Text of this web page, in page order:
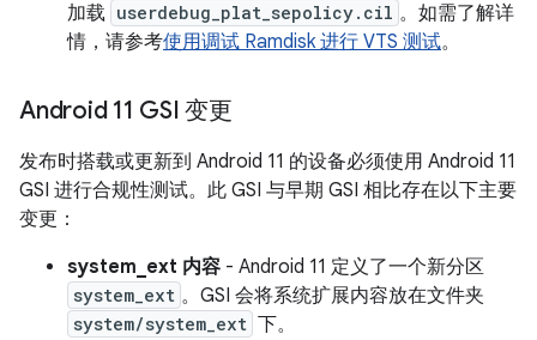
加载 userdebug_plat_sepolicy.cil 。如需了解详
情，请参考使用调试 Ramdisk 进行 VTS 测试。
Android 11 GSI 变更
发布时搭载或更新到 Android 11 的设备必须使用 Android 11
GSI 进行合规性测试。此 GSI 与早期 GSI 相比存在以下主要
变更：
system_ext 内容 - Android 11 定义了一个新分区
system_ext 。GSI 会将系统扩展内容放在文件夹
system/system_ext 下。